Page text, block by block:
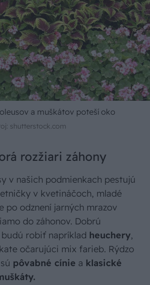
a muškátov poteší oko
shutterstock.com
rozžiari záhony
v našich podmienkach pestujú
v kvetináčoch, mladé
po odznení jarných mrazov
do záhonov. Dobrú
robiť napríklad heuchery,
očarujúci mix farieb. Rýdzo
pôvabné cínie a klasické